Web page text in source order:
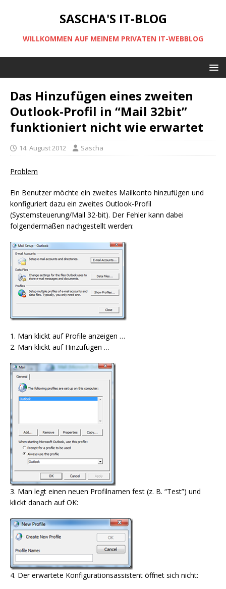
SASCHA'S IT-BLOG
WILLKOMMEN AUF MEINEM PRIVATEN IT-WEBBLOG
Das Hinzufügen eines zweiten
Outlook-Profil in “Mail 32bit”
funktioniert nicht wie erwartet
14. August 2012 Sascha
Problem
Ein Benutzer möchte ein zweites Mailkonto hinzufügen und
konfiguriert dazu ein zweites Outlook-Profil
(Systemsteuerung/Mail 32-bit). Der Fehler kann dabei
folgendermaßen nachgestellt werden:
1. Man klickt auf Profile anzeigen …
2. Man klickt auf Hinzufügen …
3. Man legt einen neuen Profilnamen fest (z. B. “Test”) und
klickt danach auf OK:
4. Der erwartete Konfigurationsassistent öffnet sich nicht: